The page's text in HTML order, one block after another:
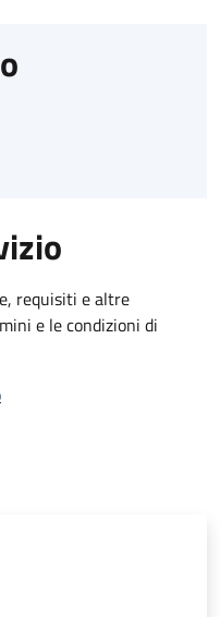
requisiti e altre
e le condizioni di